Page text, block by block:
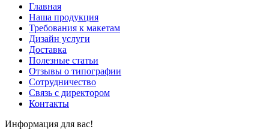
Главная
Наша продукция
Требования к макетам
Дизайн услуги
Доставка
Полезные статьи
Отзывы о типографии
Сотрудничество
Связь с директором
Контакты
Информация для вас!